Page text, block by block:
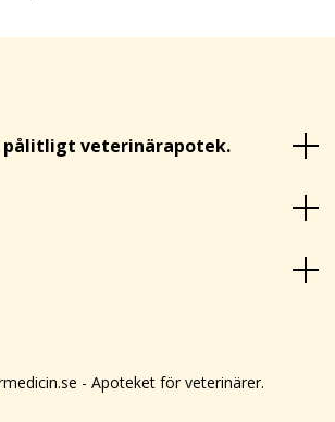
pålitligt veterinärapotek.
- Apoteket för veterinärer.